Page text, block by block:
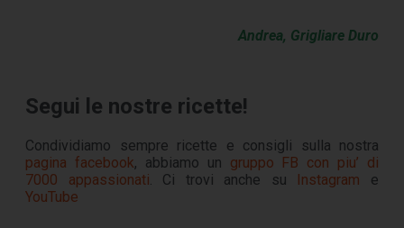
Andrea, Grigliare Duro
Segui le nostre ricette!
Condividiamo sempre ricette e consigli sulla nostra
pagina facebook, abbiamo un gruppo FB con piu’ di
7000 appassionati. Ci trovi anche su Instagram e
YouTube